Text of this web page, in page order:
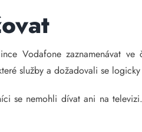
Vodafone zaznamenávat
služby a dožadovali se
se nemohli dívat ani na